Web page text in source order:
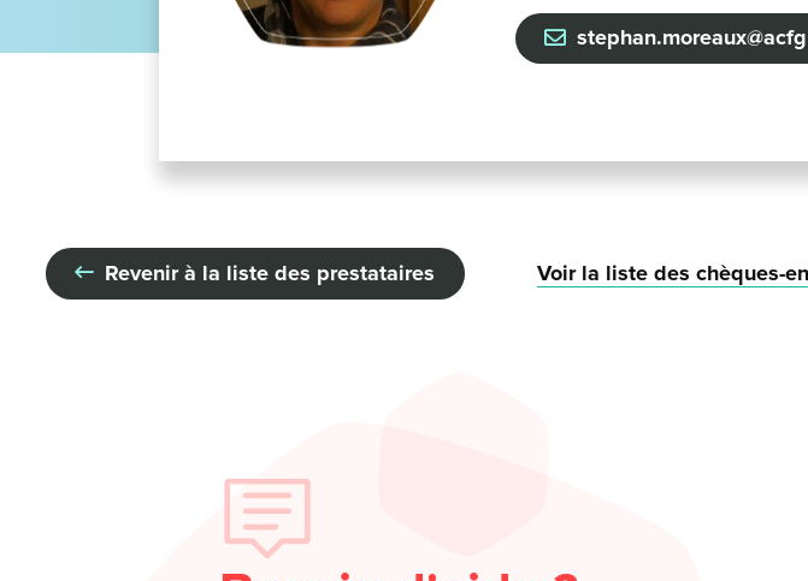
Revenir à la liste des prestataires Voir la liste des chèques-